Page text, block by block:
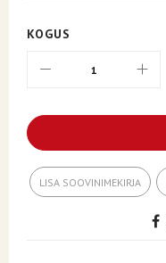
KOGUS
LISA SOOVINIMEKIRJA